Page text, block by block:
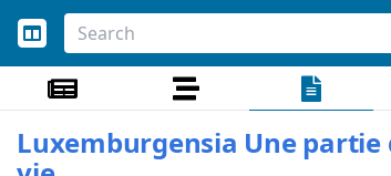
Luxemburgensia Une partie